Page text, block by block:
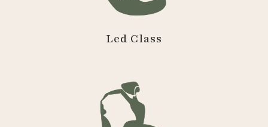
Led Class